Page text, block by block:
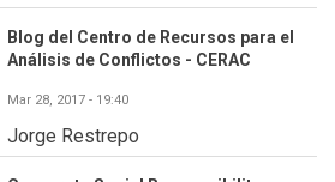
Blog del Centro de Recursos para el
Análisis de Conflictos - CERAC
Mar 28, 2017 - 19:40
Jorge Restrepo